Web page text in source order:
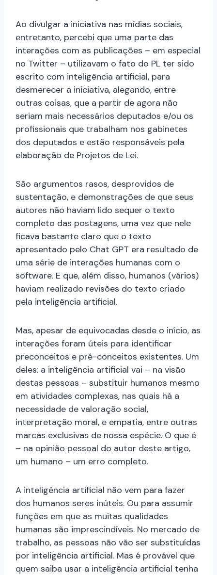
Ao divulgar a iniciativa nas mídias sociais,
entretanto, percebi que uma parte das
interações com as publicações – em especial
no Twitter – utilizavam o fato do PL ter sido
escrito com inteligência artificial, para
desmerecer a iniciativa, alegando, entre
outras coisas, que a partir de agora não
seriam mais necessários deputados e/ou os
profissionais que trabalham nos gabinetes
dos deputados e estão responsáveis pela
elaboração de Projetos de Lei.
São argumentos rasos, desprovidos de
sustentação, e demonstrações de que seus
autores não haviam lido sequer o texto
completo das postagens, uma vez que nele
ficava bastante claro que o texto
apresentado pelo Chat GPT era resultado de
uma série de interações humanas com o
software. E que, além disso, humanos (vários)
haviam realizado revisões do texto criado
pela inteligência artificial.
Mas, apesar de equivocadas desde o início, as
interações foram úteis para identificar
preconceitos e pré-conceitos existentes. Um
deles: a inteligência artificial vai – na visão
destas pessoas – substituir humanos mesmo
em atividades complexas, nas quais há a
necessidade de valoração social,
interpretação moral, e empatia, entre outras
marcas exclusivas de nossa espécie. O que é
– na opinião pessoal do autor deste artigo,
um humano – um erro completo.
A inteligência artificial não vem para fazer
dos humanos seres inúteis. Ou para assumir
funções em que as muitas qualidades
humanas são imprescindíveis. No mercado de
trabalho, as pessoas não vão ser substituídas
por inteligência artificial. Mas é provável que
quem saiba usar a inteligência artificial tenha